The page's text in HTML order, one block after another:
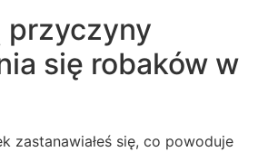
przyczyny
się robaków w
zastanawiałeś się, co powoduje